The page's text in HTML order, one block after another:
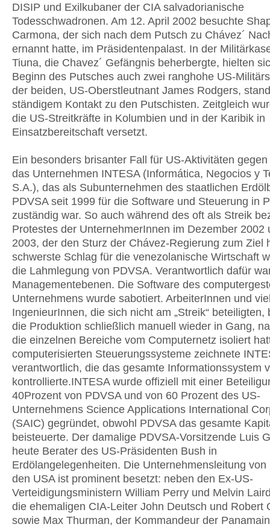
DISIP und Exilkubaner der CIA salvadorianische
Todesschwadronen. Am 12. April 2002 besuchte
Carmona, der sich nach dem Putsch zu Chávez´
ernannt hatte, im Präsidentenpalast. In der
Tiuna, die Chavez´ Gefängnis beherbergte, hielten
Beginn des Putsches auch zwei ranghohe US-
der beiden, US-Oberstleutnant James Rodgers,
ständigem Kontakt zu den Putschisten. Zeitgleich
die US-Streitkräfte in Kolumbien und in der Karibik in
Einsatzbereitschaft versetzt.
Ein besonders brisanter Fall für US-Aktivitäten
das Unternehmen INTESA (Informática, Negocios y
S.A.), das als Subunternehmen des staatlichen
PDVSA seit 1999 für die Software und Steuerung in
zuständig war. So auch während des oft als Streik
Protestes der UnternehmerInnen im Dezember 2002
2003, der den Sturz der Chávez-Regierung zum Ziel
schwerste Schlag für die venezolanische Wirtschaft
die Lahmlegung von PDVSA. Verantwortlich dafür
Managementebenen. Die Software des
Unternehmens wurde sabotiert. ArbeiterInnen und
IngenieurInnen, die sich nicht am „Streik“ beteiligten,
die Produktion schließlich manuell wieder in Gang,
die einzelnen Bereiche vom Computernetz isoliert
computerisierten Steuerungssysteme zeichnete
verantwortlich, die das gesamte Informationssystem
kontrollierte.INTESA wurde offiziell mit einer
40Prozent von PDVSA und von 60 Prozent des US-
Unternehmens Science Applications International
(SAIC) gegründet, obwohl PDVSA das gesamte
beisteuerte. Der damalige PDVSA-Vorsitzende Luis
heute Berater des US-Präsidenten Bush in
Erdölangelegenheiten. Die Unternehmensleitung von
den USA ist prominent besetzt: neben den Ex-US-
Verteidigungsministern William Perry und Melvin
die ehemaligen CIA-Leiter John Deutsch und Robert
sowie Max Thurman, der Kommandeur der